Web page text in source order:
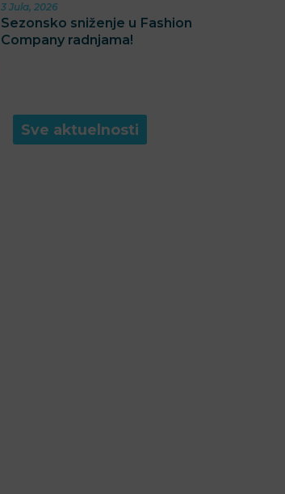
3 Jula, 2026
Sezonsko sniženje u Fashion
Company radnjama!
Sve aktuelnosti